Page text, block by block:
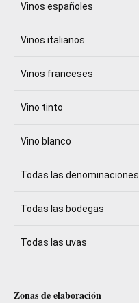
Vinos españoles
Vinos italianos
Vinos franceses
Vino tinto
Vino blanco
Todas las denominaciones
Todas las bodegas
Todas las uvas
Zonas de elaboración